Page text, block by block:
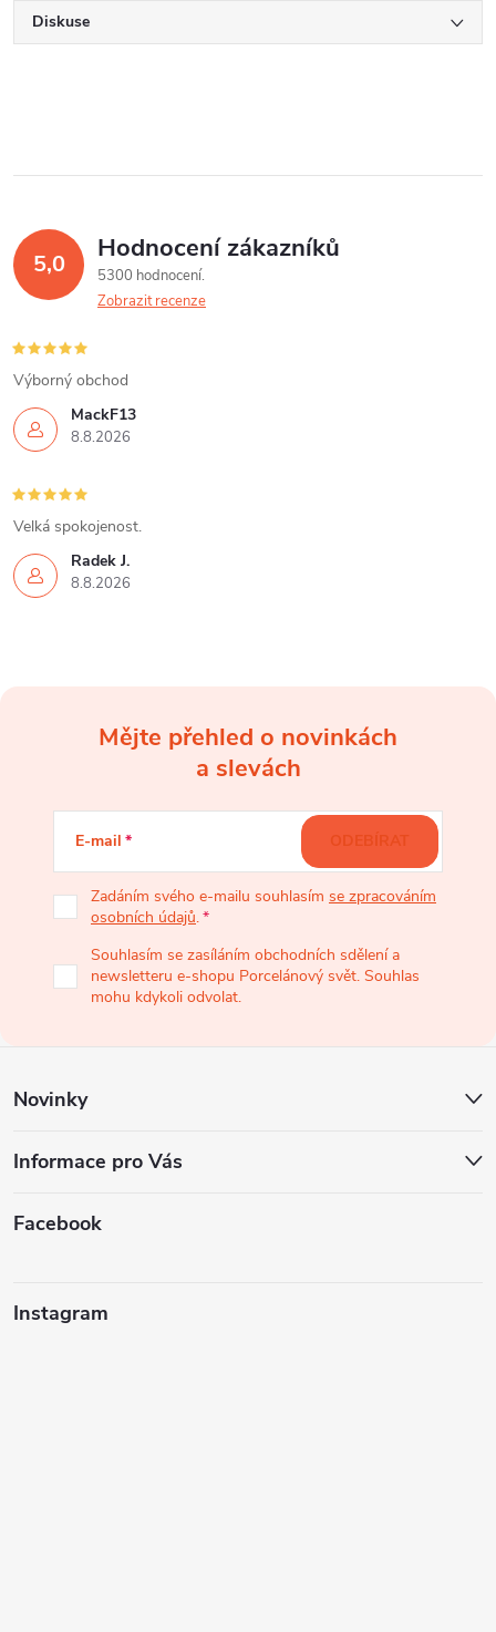
Diskuse
5,0 Hodnocení zákazníků
5300 hodnocení
Zobrazit recenze
MackF13
8.8.2026
Výborný obchod
Radek J.
8.8.2026
Velká spokojenost.
í
Mějte přehled o novinkách
a slevách
E-mail
Zadáním svého e-mailu souhlasím se zpracováním
osobních údajů.
Souhlasím se zasíláním obchodních sdělení a
newsletteru e-shopu Porcelánový svět. Souhlas
mohu kdykoli odvolat.
ODEBÍRAT
Novinky
Informace pro Vás
Facebook
Instagram